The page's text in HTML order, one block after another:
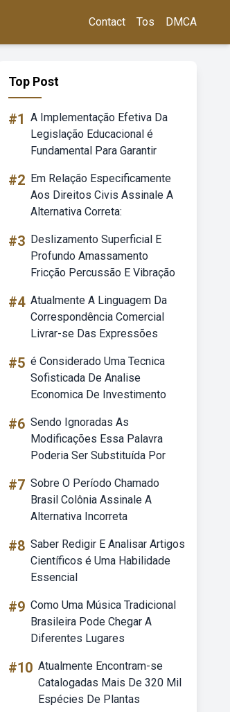
Contact Tos DMCA
Top Post
#1 A Implementação Efetiva Da
Legislação Educacional é
Fundamental Para Garantir
#2 Em Relação Especificamente
Aos Direitos Civis Assinale A
Alternativa Correta:
#3 Deslizamento Superficial E
Profundo Amassamento
Fricção Percussão E Vibração
#4 Atualmente A Linguagem Da
Correspondência Comercial
Livrar-se Das Expressões
#5 é Considerado Uma Tecnica
Sofisticada De Analise
Economica De Investimento
#6 Sendo Ignoradas As
Modificações Essa Palavra
Poderia Ser Substituída Por
#7 Sobre O Período Chamado
Brasil Colônia Assinale A
Alternativa Incorreta
#8 Saber Redigir E Analisar Artigos
Científicos é Uma Habilidade
Essencial
#9 Como Uma Música Tradicional
Brasileira Pode Chegar A
Diferentes Lugares
#10 Atualmente Encontram-se
Catalogadas Mais De 320 Mil
Espécies De Plantas